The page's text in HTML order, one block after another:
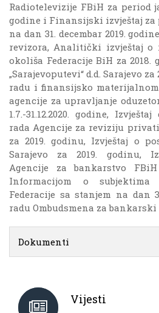
Radiotelevizije FBiH za period
godine i Finansijski izvještaj za
na dan 31. decembar 2019.
revizora, Analitički izvještaj o
okoliša Federacije BiH za 2018.
„Sarajevoputevi“ d.d. Sarajevo
radu i finansijsko
agencije za upravljanje
1.7.-31.12.2020. godine,
rada Agencije za reviziju
za 2019. godinu, Izvještaj o
Sarajevo za 2019. godinu,
Agencije za bankarstvo
Informacijom o subjektima
Federacije sa stanjem na dan
radu Ombudsmena za bankarski
Dokumenti
Vijesti